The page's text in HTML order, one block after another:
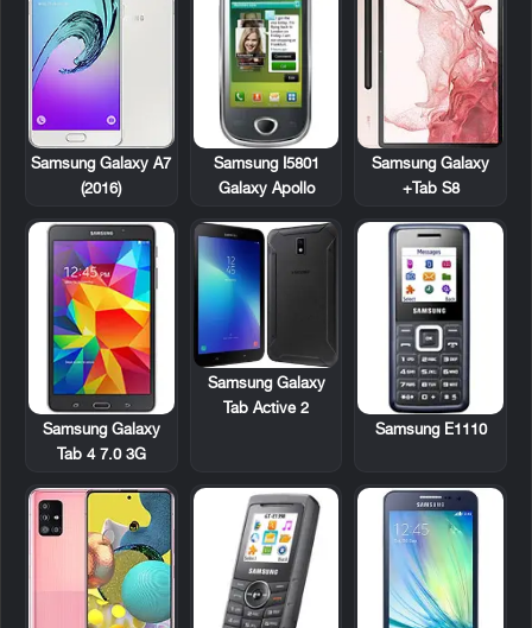
Samsung Galaxy
Tab S8+
Samsung I5801
Galaxy Apollo
Samsung Galaxy A7
(2016)
Samsung E1110
Samsung Galaxy
Tab Active 2
Samsung Galaxy
Tab 4 7.0 3G